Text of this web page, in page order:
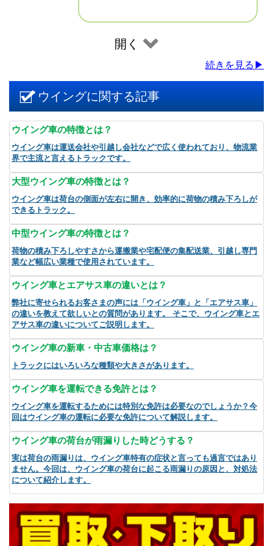
開く
続きを見る▶
ウイングに関する記事
ウイング車の特徴とは？
ウイング車は運送会社や引越し会社などで広く使われており、物流業
界で主流と言えるトラックです。
大型ウイング車の特徴とは？
ウイング車は荷台の側面が左右に開き、効率的に荷物の積み下ろしが
できるトラック。
中型ウイング車の特徴とは？
荷物の積み下ろしやすさから運搬業や宅配便の集配送業、引越し専門
業など幅広い業種で使用されています。
ウイング車とエアサス車の違いとは？
弊社に寄せられるお客さまの声には「ウイング車」と「エアサス車」
の違いを教えて欲しいとの質問があります。 そこで、ウイング車とエ
アサス車の違いについてご説明します。
ウイング車の新車・中古車価格は？
トラックにはいろいろな種類や大きさがあります。
ウイング車を運転できる免許とは？
ウイング車を運転するためには特別な免許は必要なのでしょうか？今
回はウイング車の運転に必要な免許について解説します。
ウイング車の荷台が雨漏りした時どうする？
実は荷台の雨漏りは、ウイング車特有の症状と言っても過言ではあり
ません。今回は、ウイング車の荷台に起こる雨漏りの原因と、対処法
について紹介します。